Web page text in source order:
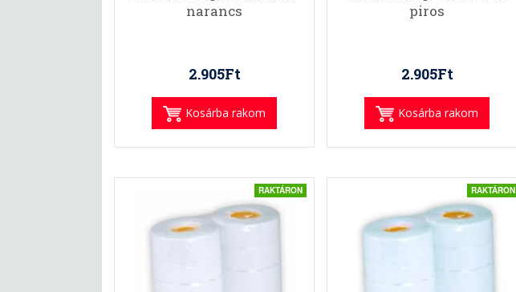
narancs
2.905Ft
Kosárba rakom
piros
2.905Ft
Kosárba rakom
RAKTÁRON RAKTÁRON